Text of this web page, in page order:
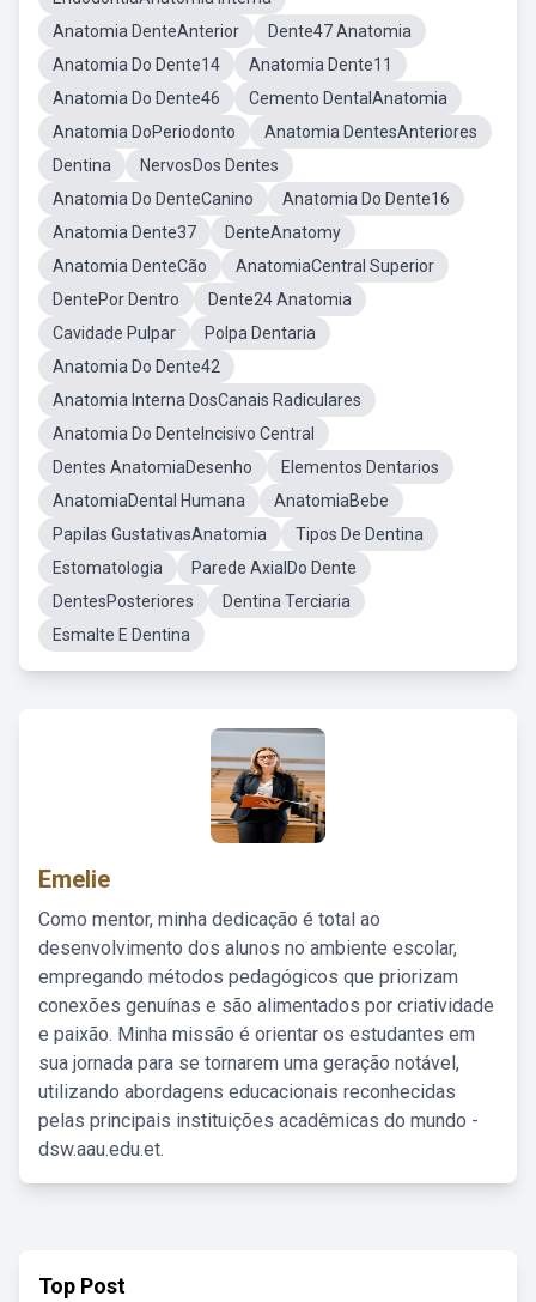
Anatomia DenteAnterior
Dente47 Anatomia
Anatomia Do Dente14
Anatomia Dente11
Anatomia Do Dente46
Cemento DentalAnatomia
Anatomia DoPeriodonto
Anatomia DentesAnteriores
Dentina
NervosDos Dentes
Anatomia Do DenteCanino
Anatomia Do Dente16
Anatomia Dente37
DenteAnatomy
Anatomia DenteCão
AnatomiaCentral Superior
DentePor Dentro
Dente24 Anatomia
Cavidade Pulpar
Polpa Dentaria
Anatomia Do Dente42
Anatomia Interna DosCanais Radiculares
Anatomia Do DenteIncisivo Central
Dentes AnatomiaDesenho
Elementos Dentarios
AnatomiaDental Humana
AnatomiaBebe
Papilas GustativasAnatomia
Tipos De Dentina
Estomatologia
Parede AxialDo Dente
DentesPosteriores
Dentina Terciaria
Esmalte E Dentina
Emelie
Como mentor, minha dedicação é total ao
desenvolvimento dos alunos no ambiente escolar,
empregando métodos pedagógicos que priorizam
conexões genuínas e são alimentados por criatividade
e paixão. Minha missão é orientar os estudantes em
sua jornada para se tornarem uma geração notável,
utilizando abordagens educacionais reconhecidas
pelas principais instituições acadêmicas do mundo -
dsw.aau.edu.et.
Top Post